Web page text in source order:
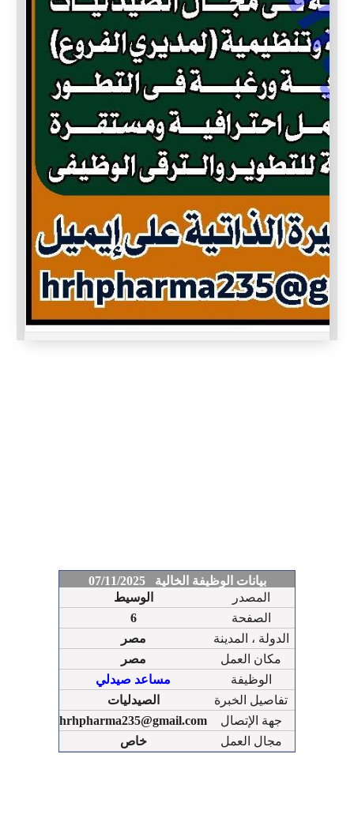
بيانات الوظيفة الخالية 07/11/2025
الوسيط
المصدر
6
الصفحة
مصر
الدولة ، المدينة
مصر
مكان العمل
مساعد صيدلي
الوظيفة
الصيدليات
تفاصيل الخبرة
hrhpharma235@gmail.com
جهة الإتصال
خاص
مجال العمل